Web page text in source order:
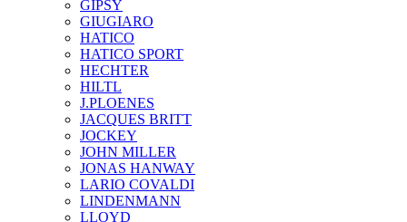
GIPSY
GIUGIARO
HATICO
HATICO SPORT
HECHTER
HILTL
J.PLOENES
JAСQUES BRITT
JOCKEY
JOHN MILLER
JONAS HANWAY
LARIO COVALDI
LINDENMANN
LLOYD